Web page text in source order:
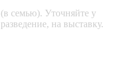
семью). Уточняйте у
на выставку.